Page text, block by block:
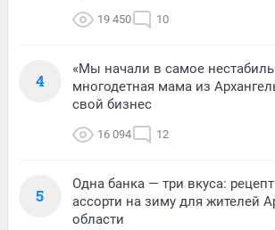
19 450 10
4
«Мы начали в самое
многодетная мама из
свой бизнес
16 094 12
5
Одна банка — три вкуса:
ассорти на зиму для жителей
области